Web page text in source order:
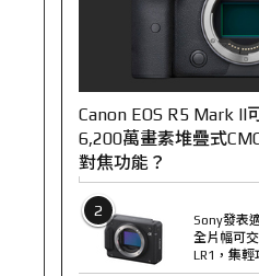
Canon EOS R5 Mark II
6,200萬畫素堆疊式
對焦功能？
2
Sony發表
全片幅可
LR1，集